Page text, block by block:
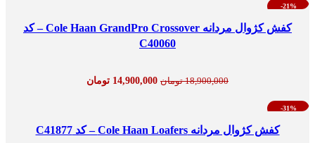
-21%
کفش کژوال مردانه Cole Haan GrandPro Crossover – کد
C40060
18,900,000 تومان 14,900,000 تومان
-31%
کفش کژوال مردانه Cole Haan Loafers – کد C41877